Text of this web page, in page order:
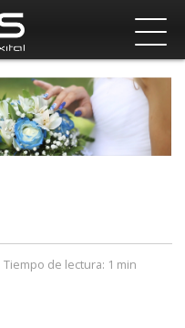
Tiempo de lectura: 1 min